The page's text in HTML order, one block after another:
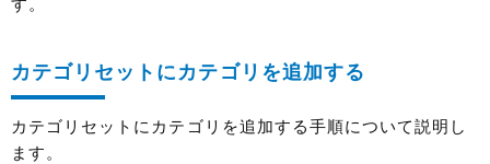
す。
カテゴリセットにカテゴリを追加する
カテゴリセットにカテゴリを追加する手順について説明し
ます。